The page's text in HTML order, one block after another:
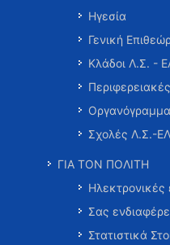
Ηγεσία
Γενική
Κλάδοι Λ.Σ. -
Σχολές Λ.Σ.-
ΓΙΑ ΤΟΝ ΠΟΛΙΤΗ
Σας
Στατιστικά